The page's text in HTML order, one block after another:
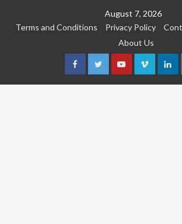
August 7, 2026
Terms and Conditions
Privacy Policy
About Us
FacebookTwitterYoutubeVimeo